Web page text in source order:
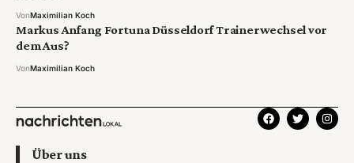
VonMaximilian Koch
Markus Anfang Fortuna Düsseldorf Trainerwechsel vor
dem Aus?
VonMaximilian Koch
Über uns